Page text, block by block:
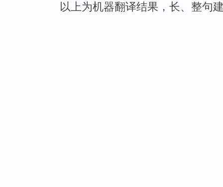
以上为机器翻译结果，长、整句